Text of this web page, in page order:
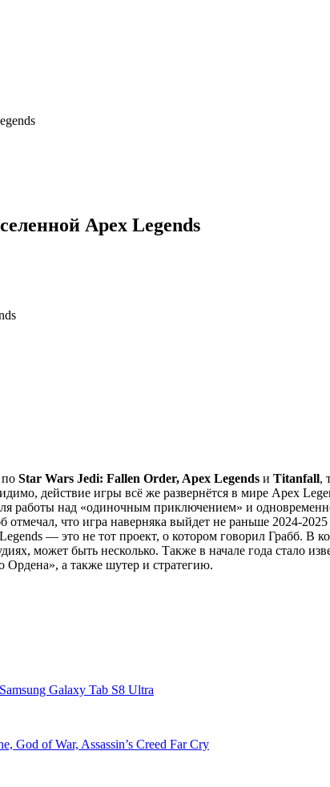
Apex Legends
по Star Wars Jedi: Fallen Order, Apex Legends и Titanfall,
действие игры всё же развернётся в мире Apex
работы над «одиночным приключением» и
отмечал, что игра наверняка выйдет не раньше 2024-
— это не тот проект, о котором говорил Грабб. В
может быть несколько. Также в начале года стало
Ордена», а также шутер и стратегию.
Galaxy Tab S8 Ultra
God of War, Assassin’s Creed Far Cry